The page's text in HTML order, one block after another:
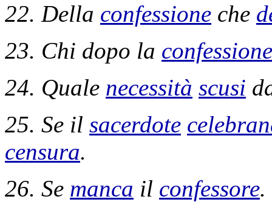
22. Della confessione che
23. Chi dopo la confessione
24. Quale necessità scusi
25. Se il sacerdote
censura.
26. Se manca il confessore.